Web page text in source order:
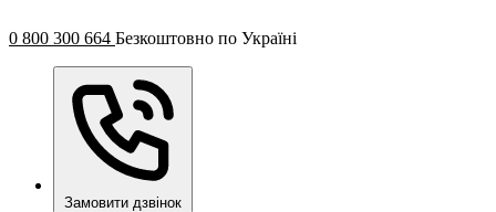
0 800 300 664 Безкоштовно по Україні
Замовити дзвінок